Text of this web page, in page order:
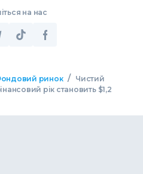
на нас
ринок / Чистий
рік становить $1,2